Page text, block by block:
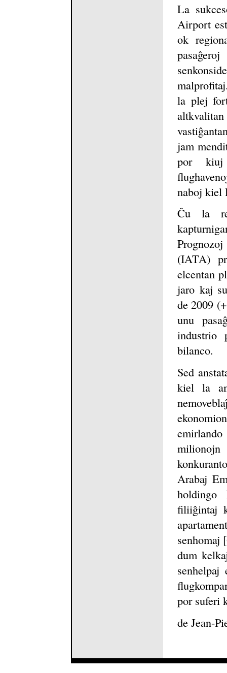
La
Airport
ok
la plej
jam
por kiuj
naboj kiel
Ĉu la
(IATA)
elcentan
jaro kaj
de 2009
unu
industrio
bilanco.
Sed
kiel la
Arabaj
filiiĝintaj
senhomaj
dum
por suferi
de Jean-